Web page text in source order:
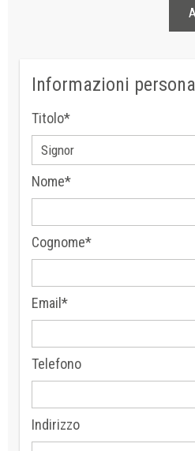
Informazioni
Titolo*
Nome*
Cognome*
Email*
Telefono
Indirizzo